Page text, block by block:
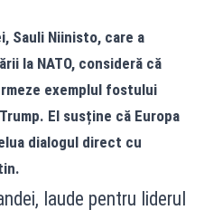
Sauli Niinisto, care a
la NATO, consideră că
exemplul fostului
El susține că Europa
dialogul direct cu
laude pentru liderul